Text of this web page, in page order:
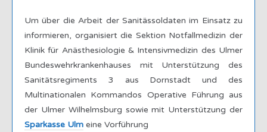
Um über die Arbeit der Sanitässoldaten im Einsatz zu
informieren, organisiert die Sektion Notfallmedizin der
Klinik für Anästhesiologie & Intensivmedizin des Ulmer
Bundeswehrkrankenhauses mit Unterstützung des
Sanitätsregiments 3 aus Dornstadt und des
Multinationalen Kommandos Operative Führung aus
der Ulmer Wilhelmsburg sowie mit Unterstützung der
Sparkasse Ulm eine Vorführung